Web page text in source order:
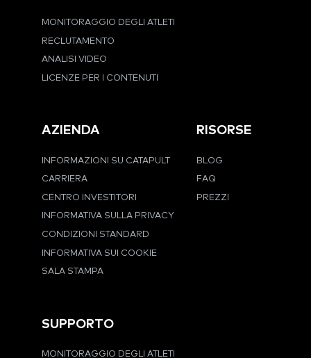
MONITORAGGIO DEGLI ATLETI
RECLUTAMENTO
ANALISI VIDEO
LICENZE PER I CONTENUTI
AZIENDA
INFORMAZIONI SU CATAPULT
CARRIERA
CENTRO INVESTITORI
INFORMATIVA SULLA PRIVACY
CONDIZIONI STANDARD
INFORMATIVA SUI COOKIE
SALA STAMPA
RISORSE
BLOG
FAQ
PREZZI
SUPPORTO
MONITORAGGIO DEGLI ATLETI